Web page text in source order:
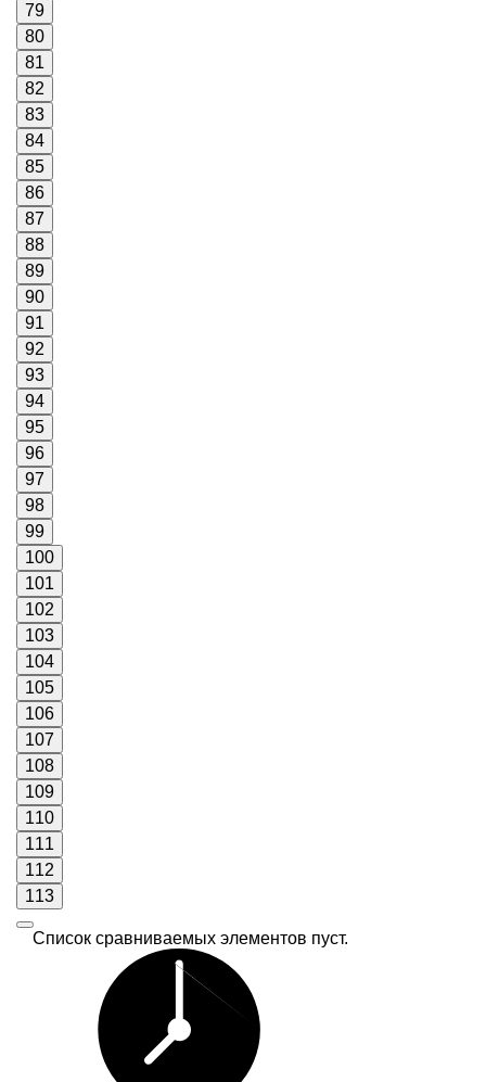
79
80
81
82
83
84
85
86
87
88
89
90
91
92
93
94
95
96
97
98
99
100
101
102
103
104
105
106
107
108
109
110
111
112
113
Список сравниваемых элементов пуст.